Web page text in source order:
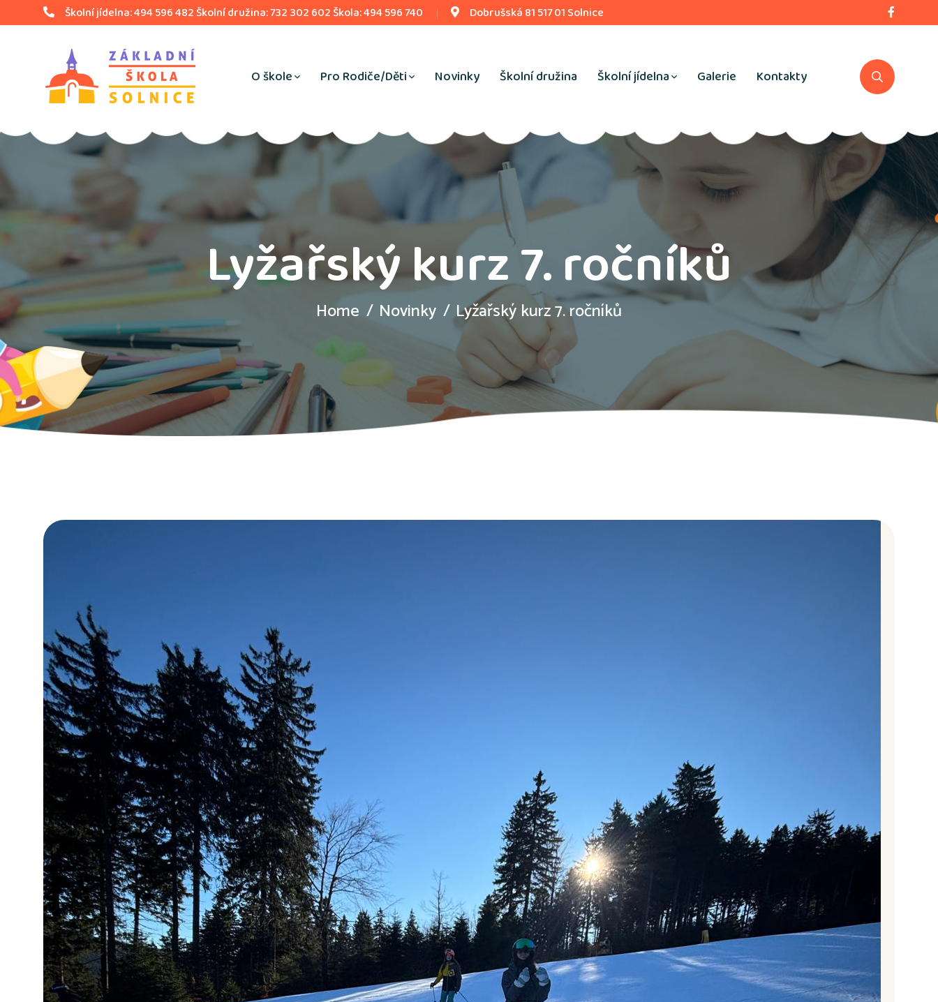
Školní jídelna: 494 596 482 Školní družina: 732 302 602 Škola: 494 596 740 Dobrušská 81 517 01 Solnice
O škole Pro Rodiče/Děti Novinky Školní družina Školní jídelna Galerie Kontakty
Lyžařský kurz 7. ročníků
Home Novinky Lyžařský kurz 7. ročníků